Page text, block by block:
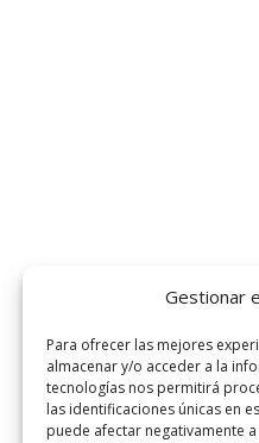
Gestionar
Para ofrecer las mejores
almacenar y/o acceder a la
tecnologías nos permitirá
las identificaciones únicas en
puede afectar negativamente